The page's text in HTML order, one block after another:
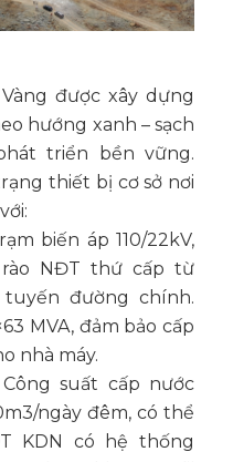
được xây dựng
hướng xanh – sạch
triển bền vững.
thiết bị cơ sở nơi
biến áp 110/22kV,
NĐT thứ cấp từ
đường chính.
MVA, đảm bảo cấp
nhà máy.
Công suất cấp nước
ngày đêm, có thể
KDN có hệ thống